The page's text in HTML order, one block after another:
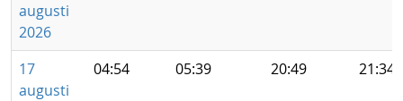
augusti
2026
17
augusti
04:54 05:39 20:49 21:34